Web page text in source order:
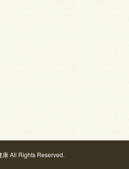
康 All Rights Reserved.